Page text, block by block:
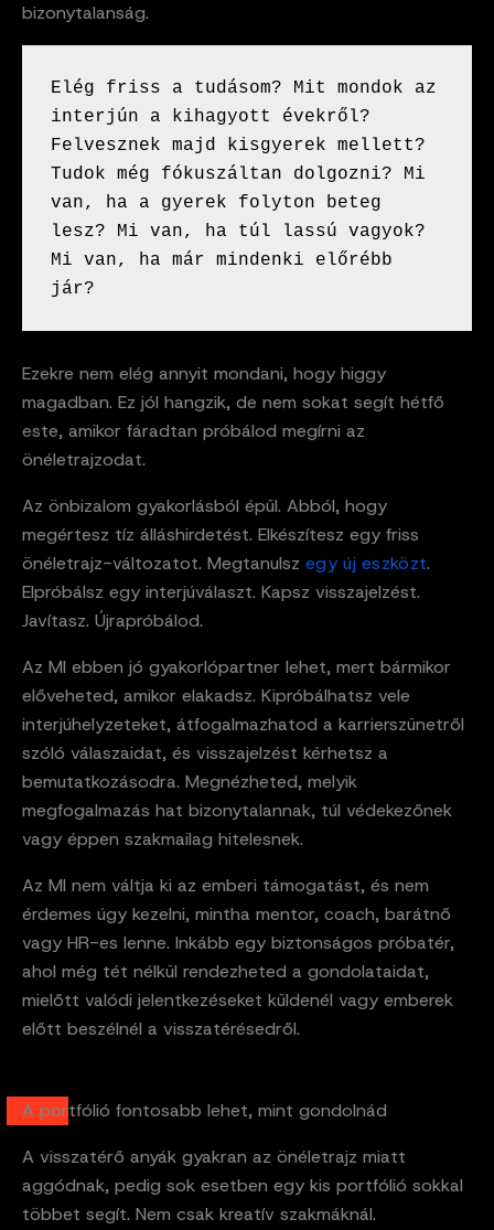
bizonytalanság.
Elég friss a tudásom? Mit mondok az
interjún a kihagyott évekről?
Felvesznek majd kisgyerek mellett?
Tudok még fókuszáltan dolgozni? Mi
van, ha a gyerek folyton beteg
lesz? Mi van, ha túl lassú vagyok?
Mi van, ha már mindenki előrébb
jár?
Ezekre nem elég annyit mondani, hogy higgy
magadban. Ez jól hangzik, de nem sokat segít hétfő
este, amikor fáradtan próbálod megírni az
önéletrajzodat.
Az önbizalom gyakorlásból épül. Abból, hogy
megértesz tíz álláshirdetést. Elkészítesz egy friss
önéletrajz-változatot. Megtanulsz egy új eszközt.
Elpróbálsz egy interjúválaszt. Kapsz visszajelzést.
Javítasz. Újrapróbálod.
Az MI ebben jó gyakorlópartner lehet, mert bármikor
előveheted, amikor elakadsz. Kipróbálhatsz vele
interjúhelyzeteket, átfogalmazhatod a karrierszünetről
szóló válaszaidat, és visszajelzést kérhetsz a
bemutatkozásodra. Megnézheted, melyik
megfogalmazás hat bizonytalannak, túl védekezőnek
vagy éppen szakmailag hitelesnek.
Az MI nem váltja ki az emberi támogatást, és nem
érdemes úgy kezelni, mintha mentor, coach, barátnő
vagy HR-es lenne. Inkább egy biztonságos próbatér,
ahol még tét nélkül rendezheted a gondolataidat,
mielőtt valódi jelentkezéseket küldenél vagy emberek
előtt beszélnél a visszatérésedről.
A portfólió fontosabb lehet, mint gondolnád
A visszatérő anyák gyakran az önéletrajz miatt
aggódnak, pedig sok esetben egy kis portfólió sokkal
többet segít. Nem csak kreatív szakmáknál.